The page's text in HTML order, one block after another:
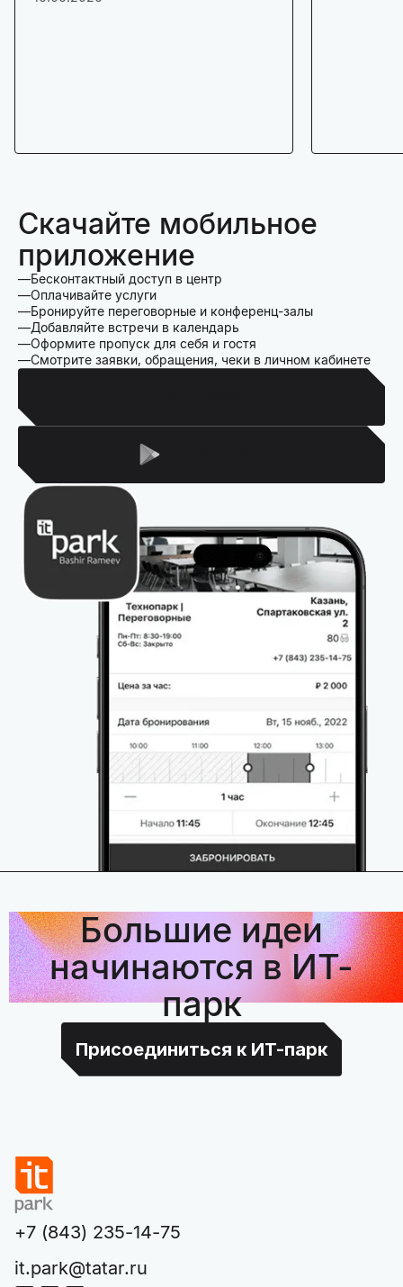
Скачайте мобильное
приложение
Бесконтактный доступ в центр
Оплачивайте услуги
Бронируйте переговорные и конференц-залы
Добавляйте встречи в календарь
Оформите пропуск для себя и гостя
Смотрите заявки, обращения, чеки в личном кабинете
Большие идеи
начинаются в ИТ-
парк
Присоединиться к ИТ-парк
+7 (843) 235-14-75
it.park@tatar.ru